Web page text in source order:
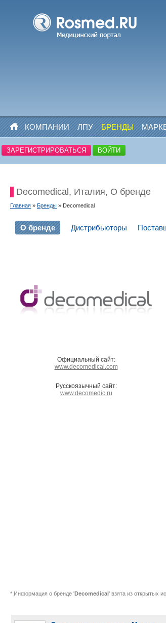
КОМПАНИИ ЛПУ БРЕНДЫ
ЗАРЕГИСТРИРОВАТЬСЯ ВОЙТИ
Decomedical, Италия, О бренде
Главная » Бренды » Decomedical
О бренде Дистрибьюторы
Официальный сайт:
www.decomedical.com
Русскоязычный сайт:
www.decomedic.ru
* Информация о бренде 'Decomedical' взята из открытых